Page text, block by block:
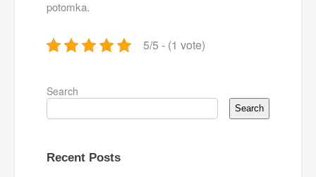
potomka.
5/5 - (1 vote)
Search
Search
Recent Posts